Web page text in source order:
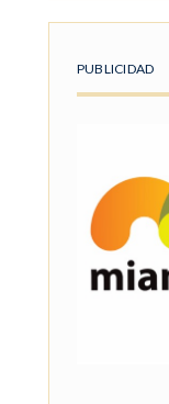
PUBLICIDAD